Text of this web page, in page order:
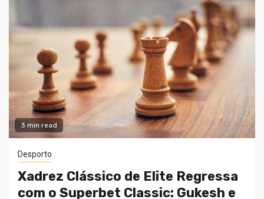
3 min read
Desporto
Xadrez Clássico de Elite Regressa
com o Superbet Classic: Gukesh e